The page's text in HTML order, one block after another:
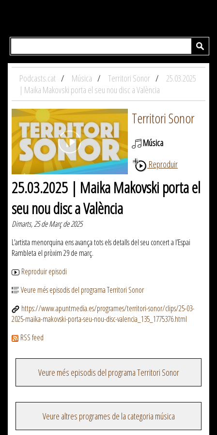
Podcasts.cat Música Territori Sonor
25.03.2025
| Maika Makovski porta el seu nou disc a València
Territori Sonor
Música
Reproduir
25.03.2025 | Maika Makovski porta el
seu nou disc a València
Dimarts, 25 de Març de 2025
L’artista menorquina ens avança tots els detalls del seu concert a l’Espai
Rambleta el pròxim 29 de març.
Reproduir episodi
Veure més episodis del programa Territori Sonor
https://www.apuntmedia.es/programes/territori-sonor/clips/25-03-
2025-maika-makovski-porta-seu-nou-disc-valencia_135_1775376.html
RSS feed
Veure més episodis del programa Territori Sonor
Veure altres programes de la categoria música